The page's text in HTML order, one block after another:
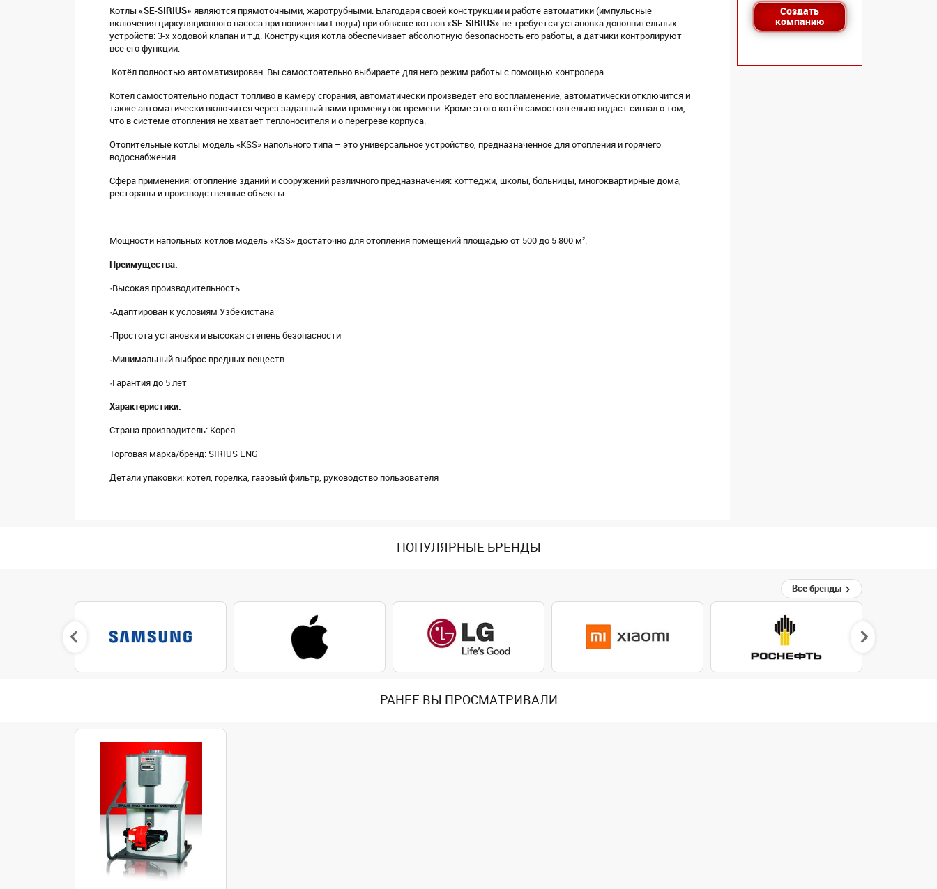
Котлы «SE-SIRIUS» являются прямоточными, жаротрубными. Благодаря своей конструкции и работе автоматики (импульсные
включения циркуляционного насоса при понижении t воды) при обвязке котлов «SE-SIRIUS» не требуется установка дополнительных
устройств: 3-х ходовой клапан и т.д. Конструкция котла обеспечивает абсолютную безопасность его работы, а датчики контролируют
все его функции.
Котёл полностью автоматизирован. Вы самостоятельно выбираете для него режим работы с помощью контролера.
Котёл самостоятельно подаст топливо в камеру сгорания, автоматически произведёт его воспламенение, автоматически отключится и
также автоматически включится через заданный вами промежуток времени. Кроме этого котёл самостоятельно подаст сигнал о том,
что в системе отопления не хватает теплоносителя и о перегреве корпуса.
Отопительные котлы модель «KSS» напольного типа – это универсальное устройство, предназначенное для отопления и горячего
водоснабжения.
Сфера применения: отопление зданий и сооружений различного предназначения: коттеджи, школы, больницы, многоквартирные дома,
рестораны и производственные объекты.
Мощности напольных котлов модель «KSS» достаточно для отопления помещений площадью от 500 до 5 800 м².
Преимущества:
·Высокая производительность
·Адаптирован к условиям Узбекистана
·Простота установки и высокая степень безопасности
·Минимальный выброс вредных веществ
·Гарантия до 5 лет
Характеристики:
Страна производитель: Корея
Торговая марка/бренд: SIRIUS ENG
Детали упаковки: котел, горелка, газовый фильтр, руководство пользователя
Создать
компанию
ПОПУЛЯРНЫЕ БРЕНДЫ
Все бренды
РАНЕЕ ВЫ ПРОСМАТРИВАЛИ